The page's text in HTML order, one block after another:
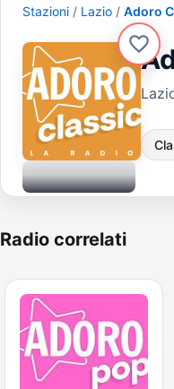
Stazioni Lazio Adoro
Radio correlati